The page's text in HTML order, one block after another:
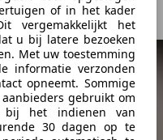
of in het kader
vergemakkelijkt het
u bij latere bezoeken
Met uw toestemming
informatie verzonden
opneemt. Sommige
gebruikt om
bij het indienen van
30 dagen op te
het?